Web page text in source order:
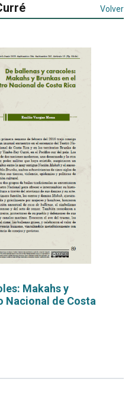
Volver
Makahs y
Nacional de Costa